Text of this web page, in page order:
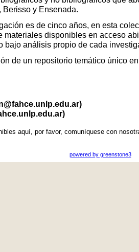
Berisso y Ensenada.
es de cinco años, en esta
materiales disponibles en acceso
bajo análisis propio de cada
de un repositorio temático único
aquí, por favor, comuníquese con
powered by greenstone3